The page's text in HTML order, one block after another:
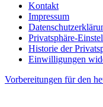
Kontakt
Impressum
Privatsphäre-
Historie der
Einwilligungen
Vorbereitungen für den